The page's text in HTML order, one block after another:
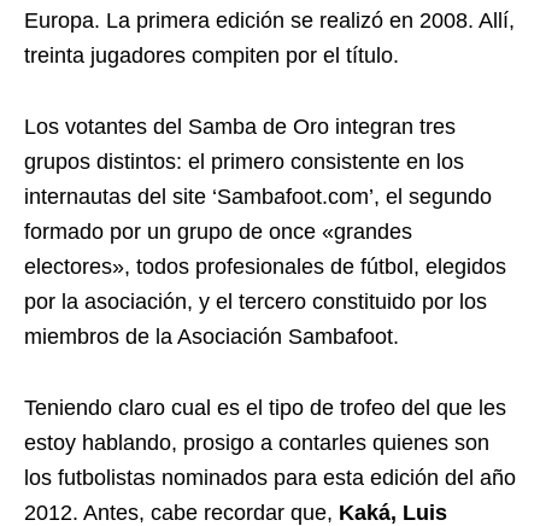
Europa. La primera edición se realizó en 2008. Allí,
treinta jugadores compiten por el título.
Los votantes del Samba de Oro integran tres
grupos distintos: el primero consistente en los
internautas del site ‘Sambafoot.com’, el segundo
formado por un grupo de once «grandes
electores», todos profesionales de fútbol, elegidos
por la asociación, y el tercero constituido por los
miembros de la Asociación Sambafoot.
Teniendo claro cual es el tipo de trofeo del que les
estoy hablando, prosigo a contarles quienes son
los futbolistas nominados para esta edición del año
2012. Antes, cabe recordar que, Kaká, Luis